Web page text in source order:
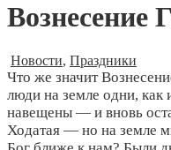
Вознесение
Новости, Праздники
Что же значит
люди на земле одни,
навещены — и вновь
Ходатая — но на земле